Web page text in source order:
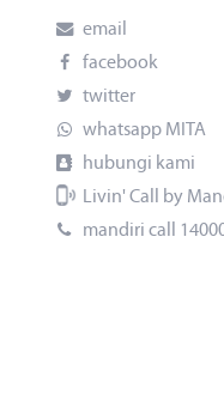
email
facebook
twitter
whatsapp MITA
hubungi kami
Livin' Call by
mandiri call